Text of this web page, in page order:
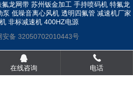
在线咨询 电话
氟龙网带 苏州钣金加工 手持喷码机 特氟龙
泵 低噪音离心风机 透明四氟管 减速机厂家
非标减速机 400HZ电源
安备 32050702010443号